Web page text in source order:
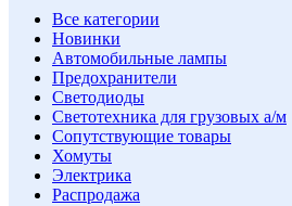
Все категории
Новинки
Автомобильные лампы
Предохранители
Светодиоды
Светотехника для грузовых а/м
Сопутствующие товары
Хомуты
Электрика
Распродажа